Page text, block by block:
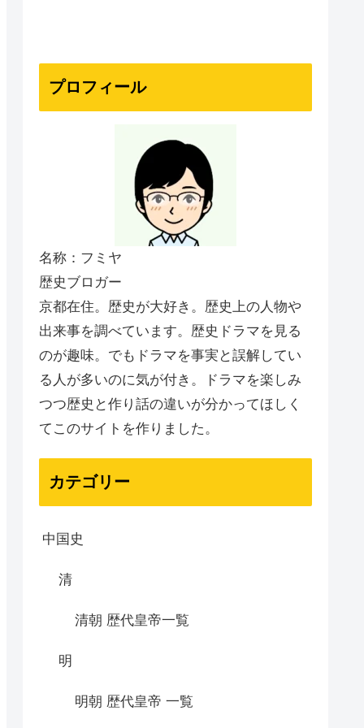
プロフィール
名称：フミヤ
歴史ブロガー
京都在住。歴史が大好き。歴史上の人物や
出来事を調べています。歴史ドラマを見る
のが趣味。でもドラマを事実と誤解してい
る人が多いのに気が付き。ドラマを楽しみ
つつ歴史と作り話の違いが分かってほしく
てこのサイトを作りました。
カテゴリー
中国史
清
清朝 歴代皇帝一覧
明
明朝 歴代皇帝 一覧